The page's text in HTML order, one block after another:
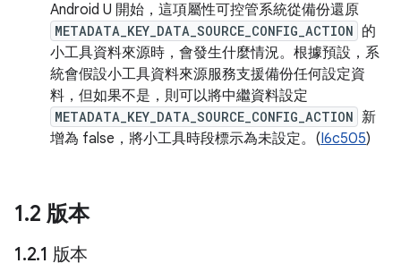
Android U 開始，這項屬性可控管系統從備份還原
METADATA_KEY_DATA_SOURCE_CONFIG_ACTION 的
小工具資料來源時，會發生什麼情況。根據預設，系
統會假設小工具資料來源服務支援備份任何設定資
料，但如果不是，則可以將中繼資料設定
METADATA_KEY_DATA_SOURCE_CONFIG_ACTION 新
增為 false，將小工具時段標示為未設定。(I6c505)
1.2 版本
1.2.1 版本